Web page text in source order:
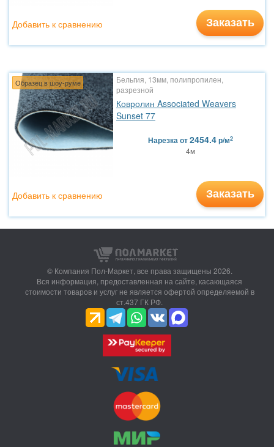
Заказать
Добавить к сравнению
Образец в шоу-руме
Бельгия, 13мм, полипропилен,
разрезной
Ковролин Associated Weavers
Sunset 77
Нарезкаот2454.4р/м2
4м
Заказать
Добавить к сравнению
© Компания Пол-Маркет, все права защищены 2026.
Вся информация, предоставленная на сайте, касающаяся
стоимости товаров и услуг не является офертой определяемой в
ст.437 ГК РФ.